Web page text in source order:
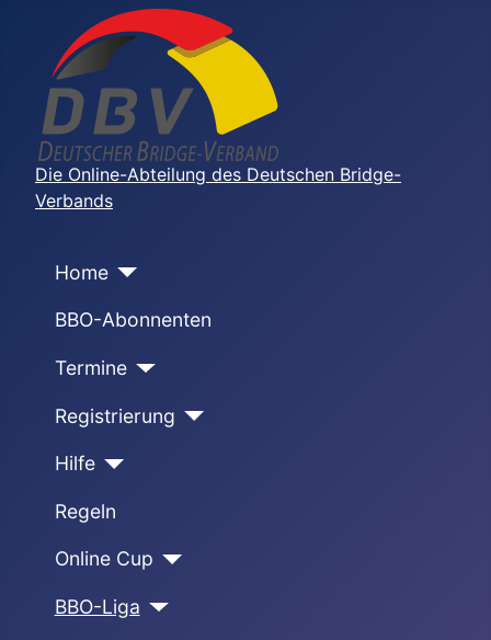
Die Online-Abteilung des Deutschen Bridge-
Verbands
Home
BBO-Abonnenten
Termine
Registrierung
Hilfe
Regeln
Online Cup
BBO-Liga